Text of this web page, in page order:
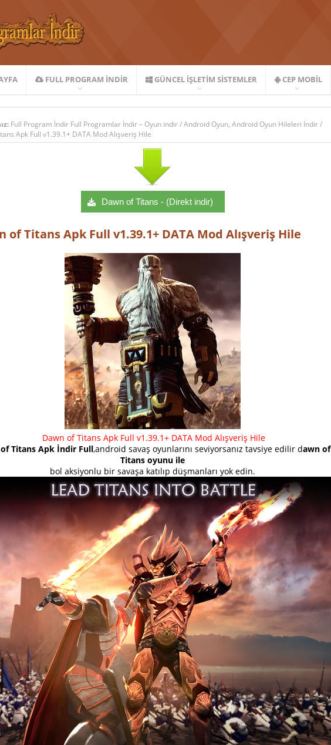
FULL PROGRAM INDIR GÜNCEL İŞLETIM SISTEMLER CEP MOBIL
Full Program İndir Full Programlar İndir – Oyun indir/Android Oyun, Android Oyun Hileleri İndir/
Apk Full v1.39.1+ DATA Mod Alışveriş Hile
Dawn of Titans - (Direkt indir)
of Titans Apk Full v1.39.1+ DATA Mod Alışveriş Hile
Dawn of Titans Apk Full v1.39.1+ DATA Mod Alışveriş Hile
Titans Apk İndir Full,android savaş oyunlarını seviyorsanız tavsiye edilir dawn of
Titans oyunu ile
bol aksiyonlu bir savaşa katılıp düşmanları yok edin.